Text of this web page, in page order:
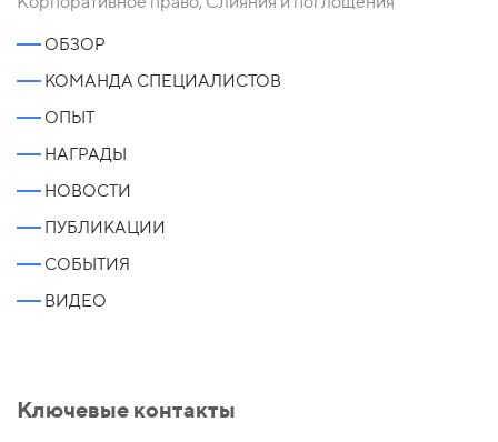
ОБЗОР
КОМАНДА СПЕЦИАЛИСТОВ
ОПЫТ
НАГРАДЫ
НОВОСТИ
ПУБЛИКАЦИИ
СОБЫТИЯ
ВИДЕО
Ключевые контакты